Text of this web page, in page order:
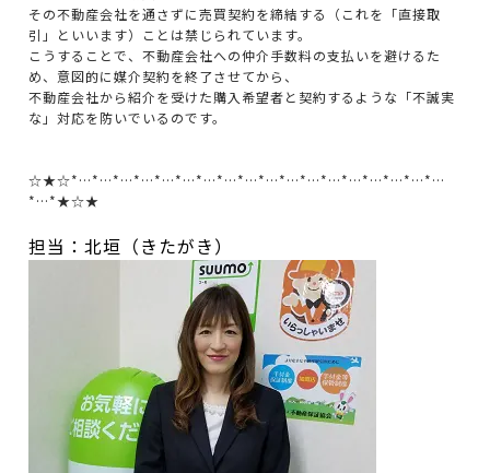
その不動産会社を通さずに売買契約を締結する（これを「直接取
引」といいます）ことは禁じられています。
こうすることで、不動産会社への仲介手数料の支払いを避けるた
め、意図的に媒介契約を終了させてから、
不動産会社から紹介を受けた購入希望者と契約するような「不誠実
な」対応を防いでいるのです。
☆★☆*…*…*…*…*…*…*…*…*…*…*…*…*…*…*…*…*…*…
*…*★☆★
担当：北垣（きたがき）